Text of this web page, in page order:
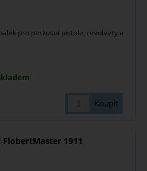
pro perkusní pistole, revolvery a
FlobertMaster 1911